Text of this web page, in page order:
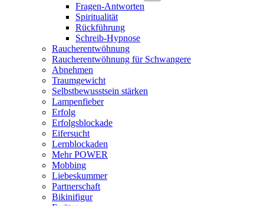
Fragen-Antworten
Spiritualität
Rückführung
Schreib-Hypnose
Raucherentwöhnung
Raucherentwöhnung für Schwangere
Abnehmen
Traumgewicht
Selbstbewusstsein stärken
Lampenfieber
Erfolg
Erfolgsblockade
Eifersucht
Lernblockaden
Mehr POWER
Mobbing
Liebeskummer
Partnerschaft
Bikinifigur